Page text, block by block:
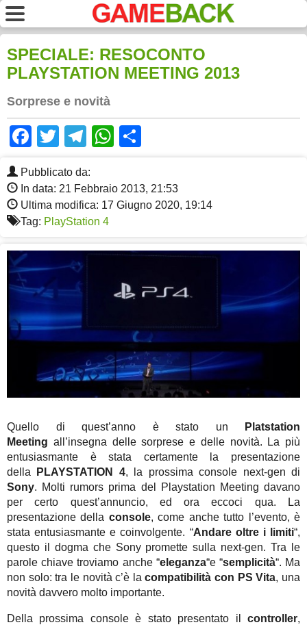
SPECIALE: RESOCONTO
PLAYSTATION MEETING 2013
Sorprese e novità
Facebook
TwitterTelegram
WhatsApp
Pubblicato da:
In data: 21 Febbraio 2013, 21:53
Ultima modifica: 17 Giugno 2020, 19:14
Tag: PlayStation 4
Quello di quest’anno è stato un
Platstation
Meeting all’insegna delle sorprese e delle novità. La più
entusiasmante è stata certamente la presentazione
della
PLAYSTATION 4, la prossima console next-gen di
Sony. Molti rumors prima del Playstation Meeting davano
per certo quest’annuncio, ed ora eccoci qua.
La
presentazione della console, come anche tutto l’evento, è
stata entusiasmante e coinvolgente. “Andare oltre i limiti“,
questo il dogma che Sony promette sulla next-gen. Tra le
parole chiave troviamo anche “eleganza“e “semplicità“. Ma
non solo: tra le novità c’è lacompatibilità con PS Vita, una
novità davvero molto importante.
Della prossima console è stato presentato il controller,